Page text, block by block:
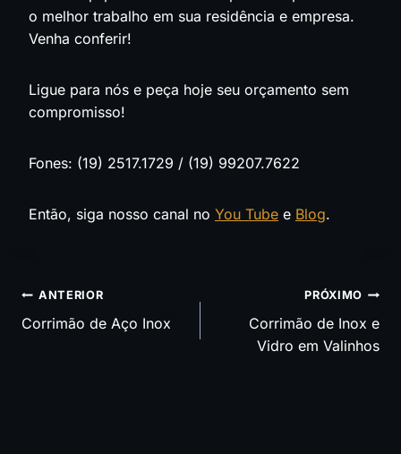
o melhor trabalho em sua residência e empresa.
Venha conferir!
Ligue para nós e peça hoje seu orçamento sem
compromisso!
Fones: (19) 2517.1729 / (19) 99207.7622
Então, siga nosso canal no You Tube e Blog.
Navegação
de
ANTERIOR
Corrimão de Aço Inox
PRÓXIMO
Corrimão de Inox e
Vidro em Valinhos